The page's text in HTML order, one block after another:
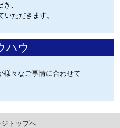
、
ただきます。
ハウ
様々なご事情に合わせて
ジトップへ